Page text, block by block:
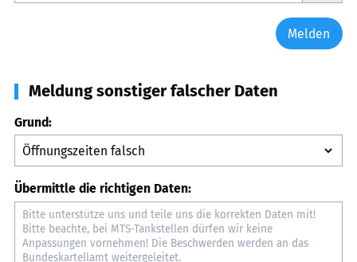
Melden
Meldung sonstiger falscher Daten
Grund:
Übermittle die richtigen Daten: